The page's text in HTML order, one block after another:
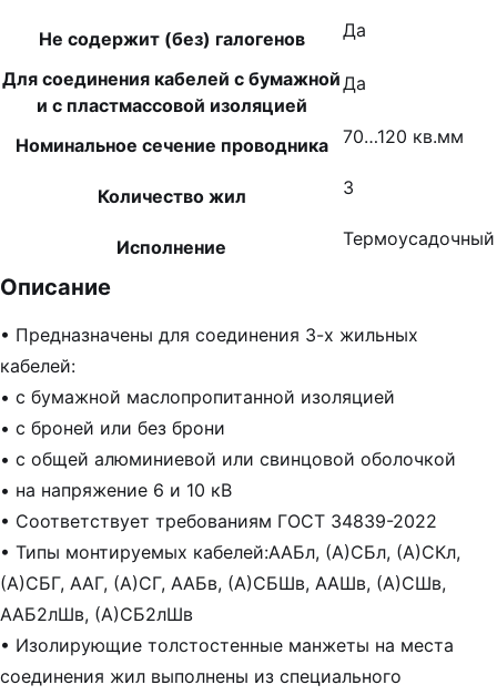
Не содержит (без) галогенов Да
Для соединения кабелей с бумажной
и с пластмассовой изоляцией
Да
Номинальное сечение проводника 70…120 кв.мм
Количество жил 3
Исполнение Термоусадочный
Описание
• Предназначены для соединения 3-х жильных
кабелей:
• с бумажной маслопропитанной изоляцией
• с броней или без брони
• с общей алюминиевой или свинцовой оболочкой
• на напряжение 6 и 10 кВ
• Соответствует требованиям ГОСТ 34839-2022
• Типы монтируемых кабелей:ААБл, (А)СБл, (А)СКл,
(А)СБГ, ААГ, (А)СГ, ААБв, (А)СБШв, ААШв, (А)СШв,
ААБ2лШв, (А)СБ2лШв
• Изолирующие толстостенные манжеты на места
соединения жил выполнены из специального